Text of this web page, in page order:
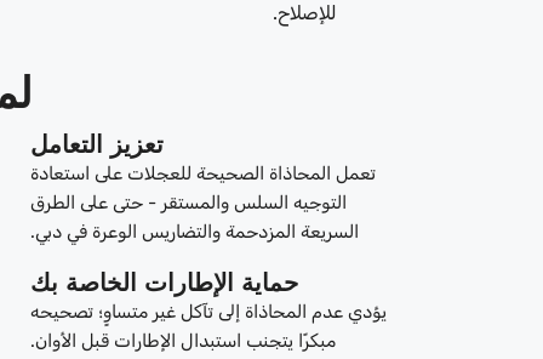
للإصلاح.
تعزيز التعامل
تعمل المحاذاة الصحيحة للعجلات على استعادة
التوجيه السلس والمستقر - حتى على الطرق
السريعة المزدحمة والتضاريس الوعرة في دبي.
حماية الإطارات الخاصة بك
يؤدي عدم المحاذاة إلى تآكل غير متساوٍ؛ تصحيحه
مبكرًا يتجنب استبدال الإطارات قبل الأوان.